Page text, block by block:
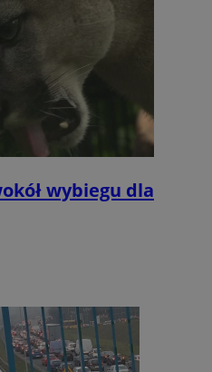
wybiegu dla